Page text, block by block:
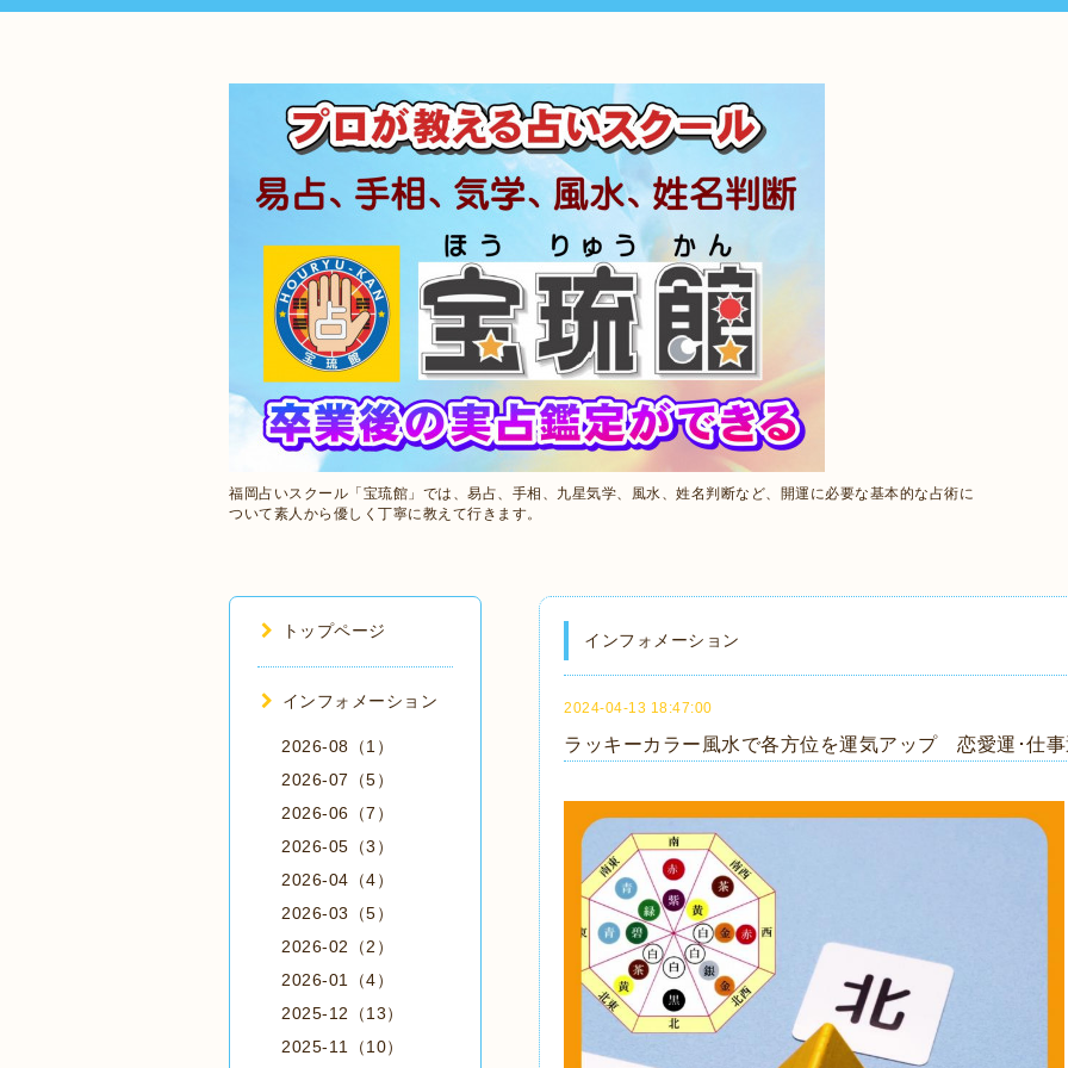
福岡占いスクール「宝琉館」では、易占、手相、九星気学、風水、姓名判断など、開運に必要な基本的な占術に
ついて素人から優しく丁寧に教えて行きます。
インフォメーション
2024-04-13 18:47:00
ラッキーカラー風水で各方位を運気アップ 恋愛運･仕
トップページ
インフォメーション
2026-08（1）
2026-07（5）
2026-06（7）
2026-05（3）
2026-04（4）
2026-03（5）
2026-02（2）
2026-01（4）
2025-12（13）
2025-11（10）